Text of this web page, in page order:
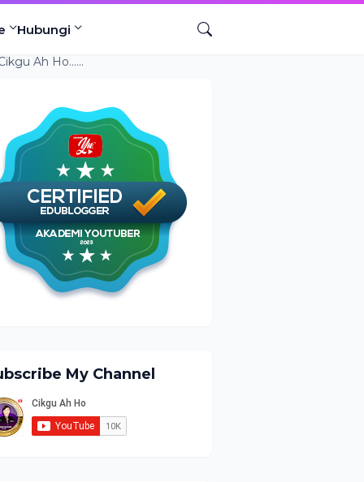
Hubungi
My Channel